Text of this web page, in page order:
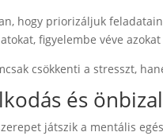
hogy priorizáljuk
figyelembe véve
csökkenti a stresszt,
és
játszik a mentális